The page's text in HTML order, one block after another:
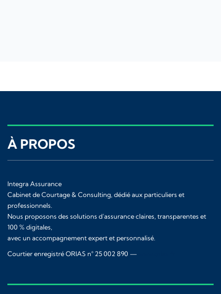
À PROPOS
Integra Assurance
Cabinet de Courtage & Consulting, dédié aux particuliers et
professionnels.
Nous proposons des solutions d’assurance claires, transparentes et
100 % digitales,
avec un accompagnement expert et personnalisé.
Courtier enregistré ORIAS n° 25 002 890 —